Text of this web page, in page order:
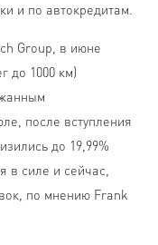
и по автокредитам.
Group, в июне
до 1000 км)
после вступления
до 19,99%
в силе и сейчас,
по мнению Frank